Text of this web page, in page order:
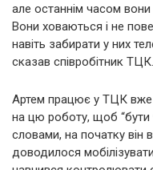
але останнім часом
Вони ховаються і не
навіть забирати у них
сказав співробітник ТЦК.
Артем працює у ТЦК вже
на цю роботу, щоб “бути
словами, на початку він
доводилося